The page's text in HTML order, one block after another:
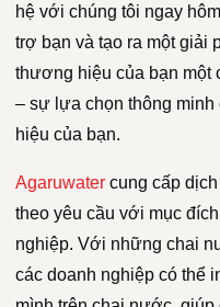
hệ với chúng tôi ngay
trợ bạn và tạo ra một giải
thương hiệu của bạn một
– sự lựa chọn thông
hiệu của bạn.
Agaruwater cung cấp
theo yêu cầu với mục
nghiệp. Với những chai
các doanh nghiệp có thể